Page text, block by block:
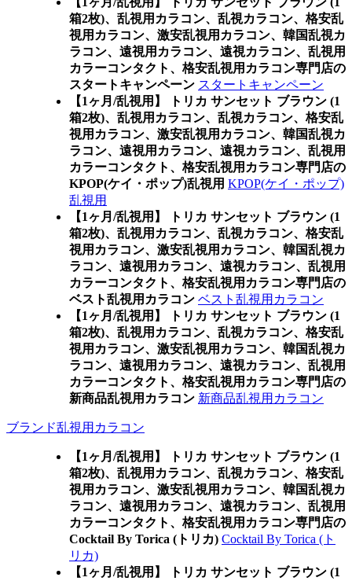
箱2枚)、乱視用カラコン、乱視カラコン、格安乱
視用カラコン、激安乱視用カラコン、韓国乱視カ
ラコン、遠視用カラコン、遠視カラコン、乱視用
カラーコンタクト、格安乱視用カラコン専門店の
スタートキャンペーン スタートキャンペーン
【1ヶ月/乱視用】 トリカ サンセット ブラウン (1
箱2枚)、乱視用カラコン、乱視カラコン、格安乱
視用カラコン、激安乱視用カラコン、韓国乱視カ
ラコン、遠視用カラコン、遠視カラコン、乱視用
カラーコンタクト、格安乱視用カラコン専門店の
KPOP(ケイ・ポップ)乱視用 KPOP(ケイ・ポップ)
乱視用
【1ヶ月/乱視用】 トリカ サンセット ブラウン (1
箱2枚)、乱視用カラコン、乱視カラコン、格安乱
視用カラコン、激安乱視用カラコン、韓国乱視カ
ラコン、遠視用カラコン、遠視カラコン、乱視用
カラーコンタクト、格安乱視用カラコン専門店の
ベスト乱視用カラコン ベスト乱視用カラコン
【1ヶ月/乱視用】 トリカ サンセット ブラウン (1
箱2枚)、乱視用カラコン、乱視カラコン、格安乱
視用カラコン、激安乱視用カラコン、韓国乱視カ
ラコン、遠視用カラコン、遠視カラコン、乱視用
カラーコンタクト、格安乱視用カラコン専門店の
新商品乱視用カラコン 新商品乱視用カラコン
ブランド乱視用カラコン
【1ヶ月/乱視用】 トリカ サンセット ブラウン (1
箱2枚)、乱視用カラコン、乱視カラコン、格安乱
視用カラコン、激安乱視用カラコン、韓国乱視カ
ラコン、遠視用カラコン、遠視カラコン、乱視用
カラーコンタクト、格安乱視用カラコン専門店の
Cocktail By Torica (トリカ) Cocktail By Torica (ト
リカ)
【1ヶ月/乱視用】 トリカ サンセット ブラウン (1